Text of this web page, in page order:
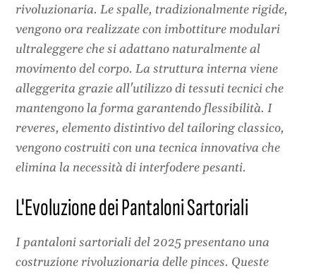
rivoluzionaria. Le spalle, tradizionalmente rigide,
vengono ora realizzate con imbottiture modulari
ultraleggere che si adattano naturalmente al
movimento del corpo. La struttura interna viene
alleggerita grazie all'utilizzo di tessuti tecnici che
mantengono la forma garantendo flessibilità. I
reveres, elemento distintivo del tailoring classico,
vengono costruiti con una tecnica innovativa che
elimina la necessità di interfodere pesanti.
L'Evoluzione dei Pantaloni Sartoriali
I pantaloni sartoriali del 2025 presentano una
costruzione rivoluzionaria delle pinces. Queste